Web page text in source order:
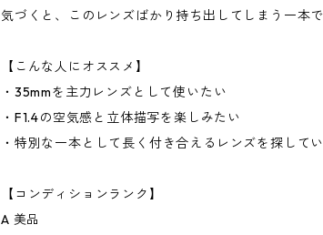
気づくと、このレンズばかり持ち出してしまう一本で
【こんな人にオススメ】
・35mmを主力レンズとして使いたい
・F1.4の空気感と立体描写を楽しみたい
・特別な一本として長く付き合えるレンズを探して
【コンディションランク】
A 美品